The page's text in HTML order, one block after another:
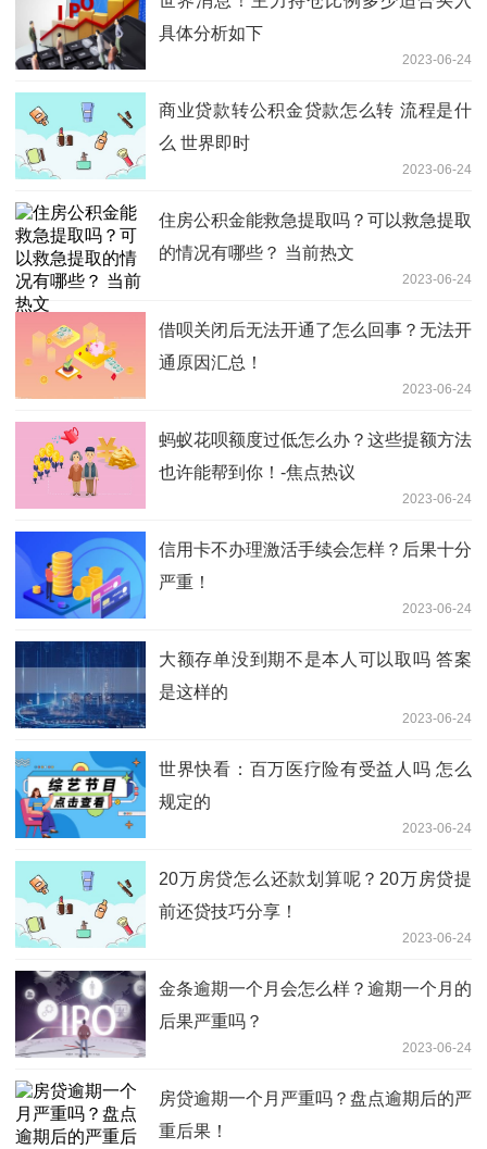
具体分析如下
2023-06-24
商业贷款转公积金贷款怎么转 流程是什
么 世界即时
2023-06-24
住房公积金能救急提取吗？可以救急提取
的情况有哪些？ 当前热文
2023-06-24
借呗关闭后无法开通了怎么回事？无法开
通原因汇总！
2023-06-24
蚂蚁花呗额度过低怎么办？这些提额方法
也许能帮到你！-焦点热议
2023-06-24
信用卡不办理激活手续会怎样？后果十分
严重！
2023-06-24
大额存单没到期不是本人可以取吗 答案
是这样的
2023-06-24
世界快看：百万医疗险有受益人吗 怎么
规定的
2023-06-24
20万房贷怎么还款划算呢？20万房贷提
前还贷技巧分享！
2023-06-24
金条逾期一个月会怎么样？逾期一个月的
后果严重吗？
2023-06-24
房贷逾期一个月严重吗？盘点逾期后的严
重后果！